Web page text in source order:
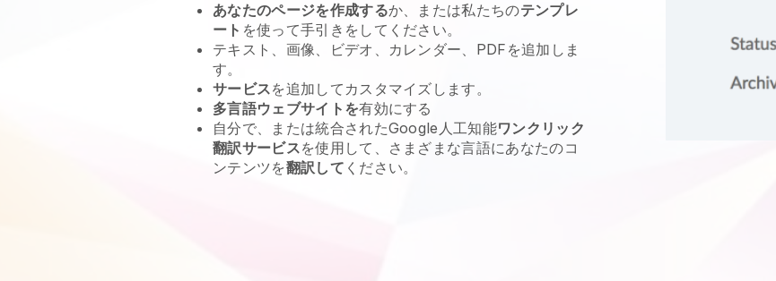
あなたのページを作成するか、または私たちのテンプレ
ート を使って手引きをしてください。
テキスト、画像、ビデオ、カレンダー、PDFを追加しま
す。
サービスを追加してカスタマイズします。
多言語ウェブサイトを有効にする
自分で、または統合されたGoogle人工知能ワンクリック
翻訳サービスを使用して、さまざまな言語にあなたのコ
ンテンツを翻訳して ください。